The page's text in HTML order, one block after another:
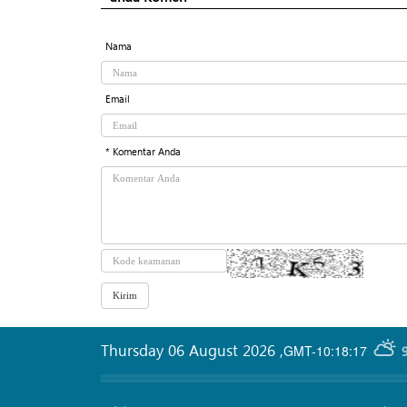
Nama
Email
* Komentar Anda
GMT-10:18:17
Thursday 06 August 2026 ,